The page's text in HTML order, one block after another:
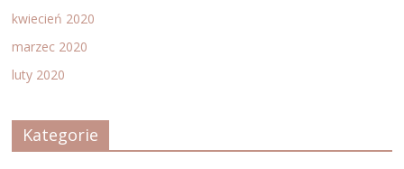
kwiecień 2020
marzec 2020
luty 2020
Kategorie